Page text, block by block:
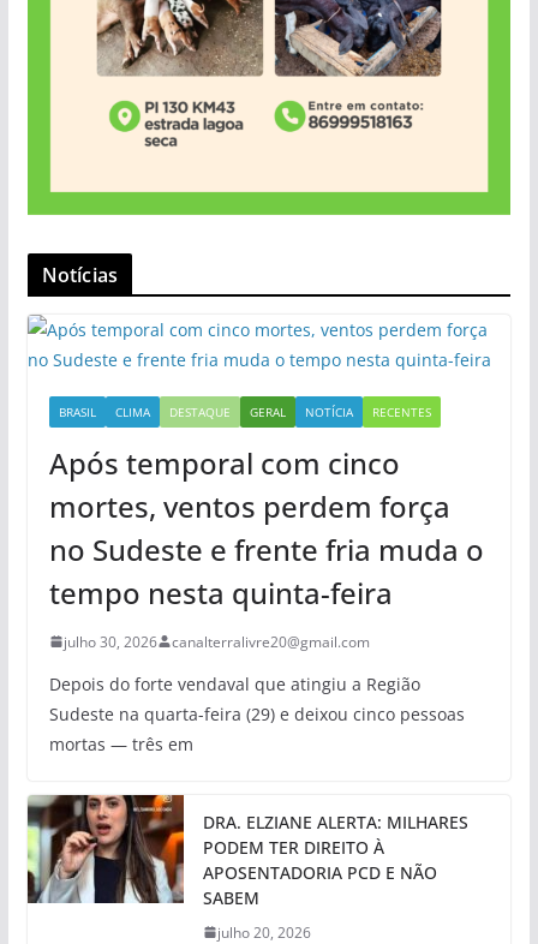
Notícias
BRASIL CLIMA DESTAQUE GERAL NOTÍCIA RECENTES
Após temporal com cinco
mortes, ventos perdem força
no Sudeste e frente fria muda o
tempo nesta quinta-feira
julho 30, 2026 canalterralivre20@gmail.com
Depois do forte vendaval que atingiu a Região
Sudeste na quarta-feira (29) e deixou cinco pessoas
mortas — três em
DRA. ELZIANE ALERTA: MILHARES
PODEM TER DIREITO À
APOSENTADORIA PCD E NÃO
SABEM
julho 20, 2026